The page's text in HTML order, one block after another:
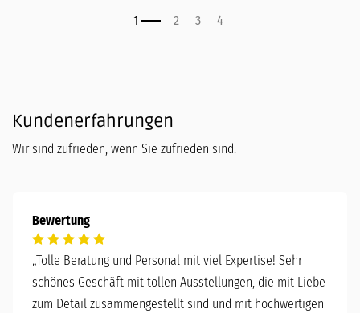
Kundenerfahrungen
Wir sind zufrieden, wenn Sie zufrieden sind.
Bewertung
„Tolle Beratung und Personal mit viel Expertise! Sehr
schönes Geschäft mit tollen Ausstellungen, die mit Liebe
zum Detail zusammengestellt sind und mit hochwertigen